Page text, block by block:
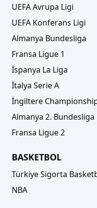
UEFA Avrupa Ligi
UEFA Konferans Ligi
Almanya Bundesliga
Fransa Ligue 1
İspanya La Liga
İtalya Serie A
İngiltere
Almanya 2. Bundesliga
Fransa Ligue 2
BASKETBOL
Türkiye Sigorta
NBA